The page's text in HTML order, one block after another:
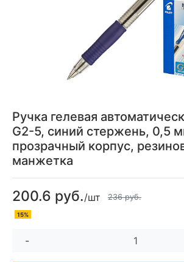
Ручка гелевая
G2-5, синий стержень, 0,5
прозрачный корпус,
манжетка
200.6 руб./шт 236 руб.
15%
-